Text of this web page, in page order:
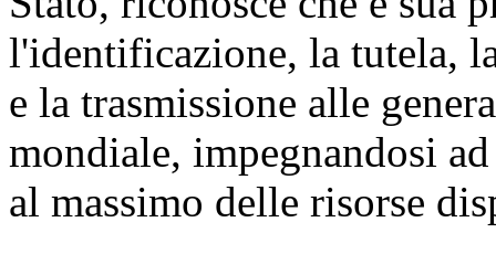
l'identificazione, la tutela,
e la trasmissione alle
mondiale, impegnandosi
al massimo delle risorse